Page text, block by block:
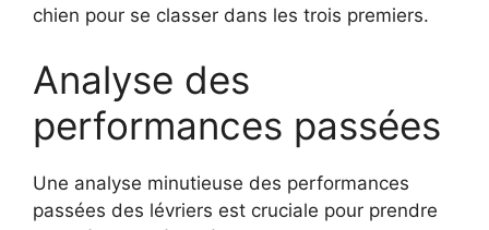
chien pour se classer dans les trois premiers.
Analyse des
performances passées
Une analyse minutieuse des performances
passées des lévriers est cruciale pour prendre